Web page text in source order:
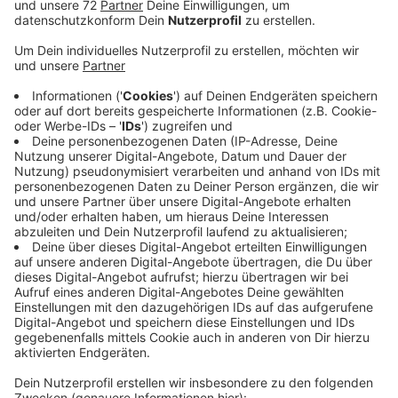
Veröffentlicht:Donnerstag, 22.09.2022 14:47
Anzeige
Radio Kiepenkerl Hörerin Anne aus Dülmen fragt:
warum sind auf der Coesfelder Straße, dem Lohwall
und der Overbergstraße die Laternen an? Radio
Kiepenkerl-Hörerin Petra sitzt im Eiscafé an der
Borkener Straße und wundert sich: gibt's einen
besonderen Grund, dass die Straßenlampen an sind?
Wir haben bei der Stadt nachgefragt. Die Stadtwerke
führen gerade Wartungsarbeiten durch. Damit sie
defekte Leuchten austauschen können. Dafür müssen
abschnittsweise für ein paar Stunden die Laternen an
sein. Diese Tests sind ganz normal und können immer
mal wieder vorkommen. Also nicht wundern, wenn Sie
an einigen Straßen in Dülmen tagsüber mal auf